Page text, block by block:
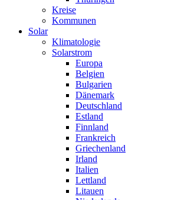
Kreise
Kommunen
Solar
Klimatologie
Solarstrom
Europa
Belgien
Bulgarien
Dänemark
Deutschland
Estland
Finnland
Frankreich
Griechenland
Irland
Italien
Lettland
Litauen